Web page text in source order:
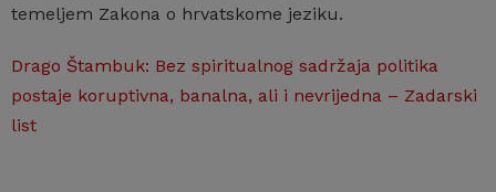
temeljem Zakona o hrvatskome jeziku.
Drago Štambuk: Bez spiritualnog sadržaja politika
postaje koruptivna, banalna, ali i nevrijedna – Zadarski
list